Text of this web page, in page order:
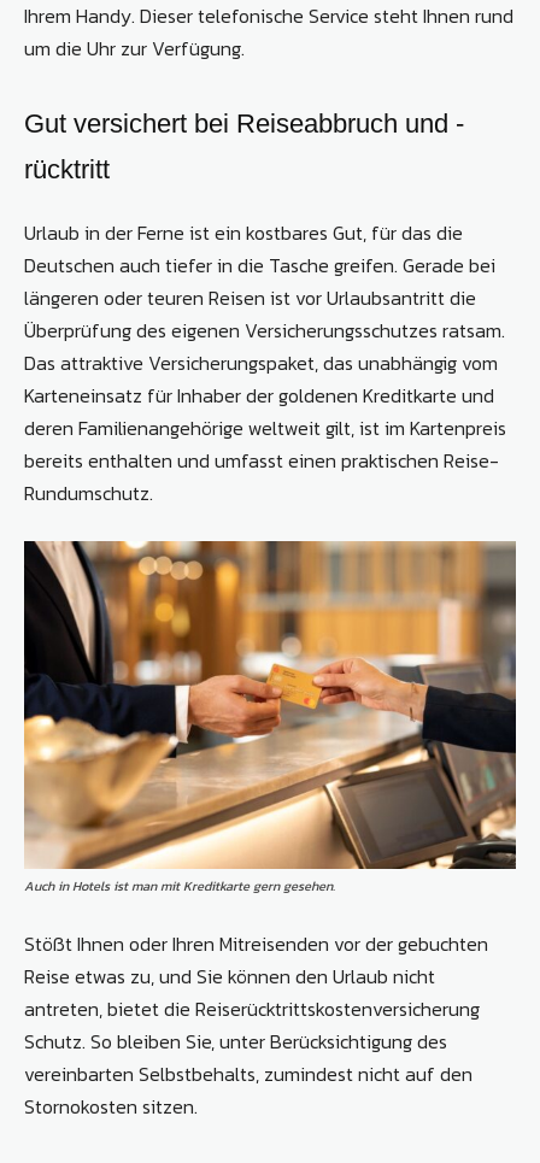
Ihrem Handy. Dieser telefonische Service steht Ihnen rund
um die Uhr zur Verfügung.
Gut versichert bei Reiseabbruch und -
rücktritt
Urlaub in der Ferne ist ein kostbares Gut, für das die
Deutschen auch tiefer in die Tasche greifen. Gerade bei
längeren oder teuren Reisen ist vor Urlaubsantritt die
Überprüfung des eigenen Versicherungsschutzes ratsam.
Das attraktive Versicherungspaket, das unabhängig vom
Karteneinsatz für Inhaber der goldenen Kreditkarte und
deren Familienangehörige weltweit gilt, ist im Kartenpreis
bereits enthalten und umfasst einen praktischen Reise-
Rundumschutz.
Auch in Hotels ist man mit Kreditkarte gern gesehen.
Stößt Ihnen oder Ihren Mitreisenden vor der gebuchten
Reise etwas zu, und Sie können den Urlaub nicht
antreten, bietet die Reiserücktrittskostenversicherung
Schutz. So bleiben Sie, unter Berücksichtigung des
vereinbarten Selbstbehalts, zumindest nicht auf den
Stornokosten sitzen.